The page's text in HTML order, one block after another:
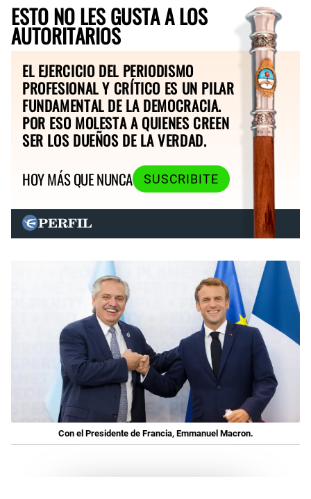
ESTO NO LES GUSTA A LOS
AUTORITARIOS
EL EJERCICIO DEL PERIODISMO
PROFESIONAL Y CRÍTICO ES UN PILAR
FUNDAMENTAL DE LA DEMOCRACIA.
POR ESO MOLESTA A QUIENES CREEN
SER LOS DUEÑOS DE LA VERDAD.
HOY MÁS QUE NUNCA
SUSCRIBITE
Con el Presidente de Francia, Emmanuel Macron.